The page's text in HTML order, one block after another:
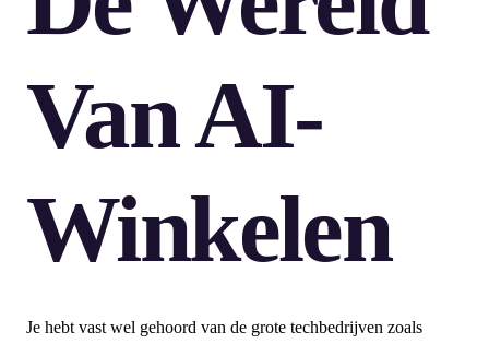
Van AI-
Winkelen
Je hebt vast wel gehoord van de grote techbedrijven zoals